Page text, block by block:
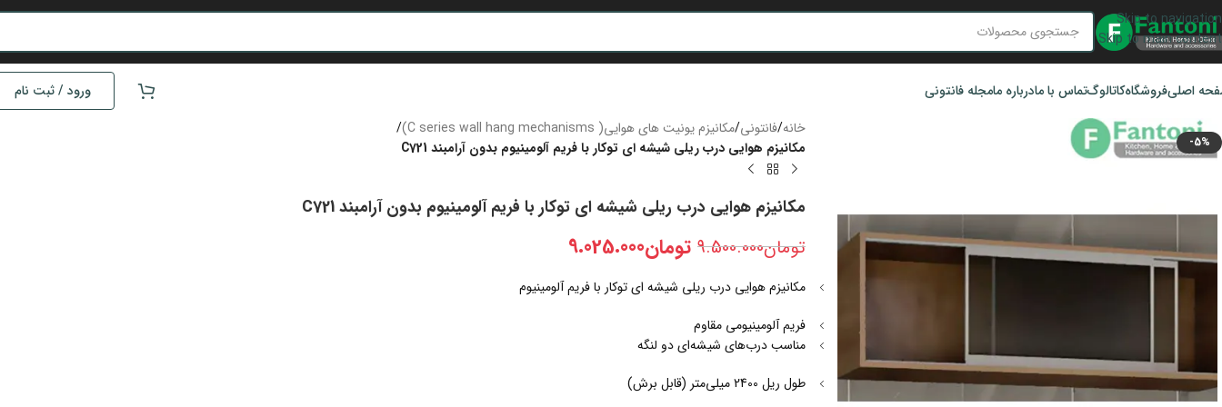
Skip to navigation
Skip to main content
اصلیفروشگاهکاتالوگتماس با مادرباره مامجله فانتونی ورود / ثبت نام
-5%
خانه/فانتونی/مکانیزم یونیت های هوایی( C series wall hang mechanisms)
/
مکانیزم هوایی درب ریلی شیشه ای توکار با فریم آلومینیوم بدون آرامبند C721
مکانیزم هوایی درب ریلی شیشه ای توکار با فریم آلومینیوم بدون آرامبند C721
تومان9.500.000 تومان9.025.000
مکانیزم هوایی درب ریلی شیشه ای توکار با فریم آلومینیوم
فریم آلومینیومی مقاوم
مناسب درب‌های شیشه‌ای دو لنگه
طول ریل 2400 میلی‌متر (قابل برش)